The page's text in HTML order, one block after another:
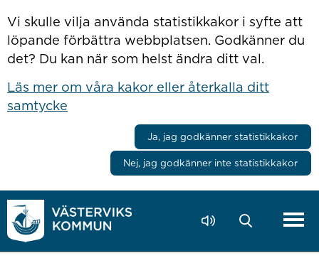
Vi skulle vilja använda statistikkakor i syfte att
löpande förbättra webbplatsen. Godkänner du
det? Du kan när som helst ändra ditt val.
Läs mer om våra kakor eller återkalla ditt
samtycke
Ja, jag godkänner statistikkakor
Nej, jag godkänner inte statistikkakor